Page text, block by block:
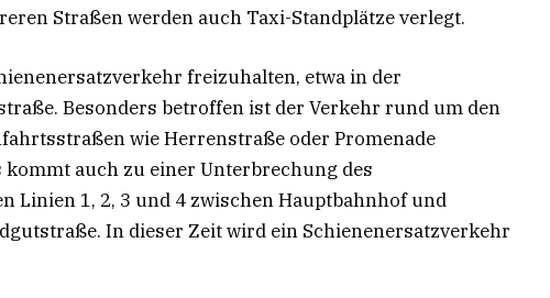
Straßen werden auch Taxi-Standplätze verlegt.
freizuhalten, etwa in der
Besonders betroffen ist der Verkehr rund um den
wie Herrenstraße oder Promenade
kommt auch zu einer Unterbrechung des
Linien 1, 2, 3 und 4 zwischen Hauptbahnhof und
In dieser Zeit wird ein Schienenersatzverkehr